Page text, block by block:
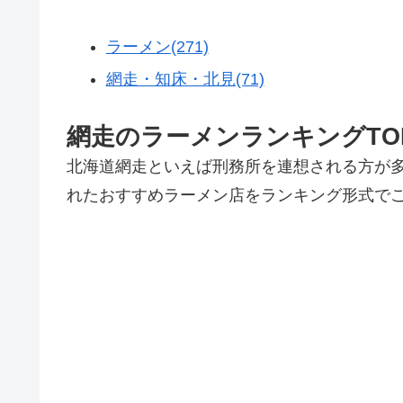
ラーメン(271)
網走・知床・北見(71)
網走のラーメンランキング
北海道網走といえば刑務所を連想される方が
れたおすすめラーメン店をランキング形式で